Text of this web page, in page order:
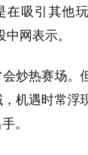
在吸引其他
网表示。
炒热赛场。
机遇时常浮
。